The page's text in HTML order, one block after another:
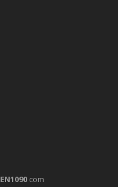
EN1090 com